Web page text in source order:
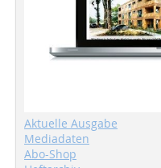
Aktuelle Ausgabe
Mediadaten
Abo-Shop